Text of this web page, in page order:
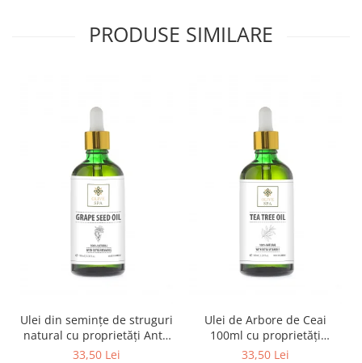
PRODUSE SIMILARE
Ulei din semințe de struguri
natural cu proprietăți Anti-
Aging - Olive Spa
33,50 Lei
Ulei de Arbore de Ceai
100ml cu proprietăți
antimicrobiene - Olive Spa
33,50 Lei